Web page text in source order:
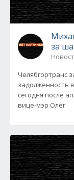
за
Челябгортранс
задолженность
сегодня после
вице-мэр Олег